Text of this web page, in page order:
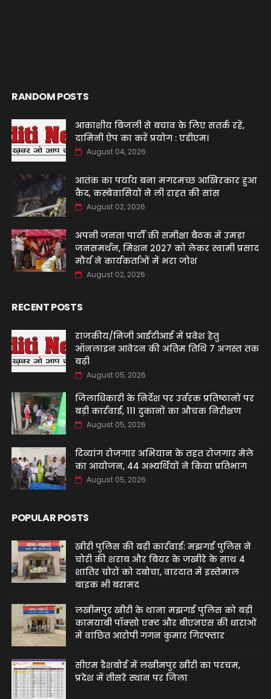
RANDOM POSTS
आकाशीय बिजली से बचाव के लिए सतर्क रहें,
दामिनी ऐप का करें प्रयोग : एडीएम।
August 04, 2026
आतंक का पर्याय बना मगरमच्छ आखिरकार हुआ
कैद, कस्बेवासियों ने ली राहत की सांस
August 02, 2026
अपनी जनता पार्टी की समीक्षा बैठक में उमड़ा
जनसमर्थन, मिशन 2027 को लेकर स्वामी प्रसाद
मौर्य ने कार्यकर्ताओं में भरा जोश
August 02, 2026
RECENT POSTS
राजकीय/निजी आईटीआई में प्रवेश हेतु
ऑनलाइन आवेदन की अंतिम तिथि 7 अगस्त तक
बढ़ी
August 05, 2026
जिलाधिकारी के निर्देश पर उर्वरक प्रतिष्ठानों पर
बड़ी कार्रवाई, 111 दुकानों का औचक निरीक्षण
August 05, 2026
दिव्यांग रोजगार अभियान के तहत रोजगार मेले
का आयोजन, 44 अभ्यर्थियों ने किया प्रतिभाग
August 05, 2026
POPULAR POSTS
खीरी पुलिस की बड़ी कार्रवाई: मझगई पुलिस ने
चोरी की शराब और बियर के जखीरे के साथ 4
शातिर चोरों को दबोचा, वारदात में इस्तेमाल
बाइक भी बरामद
लखीमपुर खीरी के थाना मझगई पुलिस को बड़ी
कामयाबी पॉक्सो एक्ट और बीएनएस की धाराओं
में वांछित आरोपी गगन कुमार गिरफ्तार
सीएम डैशबोर्ड में लखीमपुर खीरी का परचम,
प्रदेश में तीसरे स्थान पर जिला